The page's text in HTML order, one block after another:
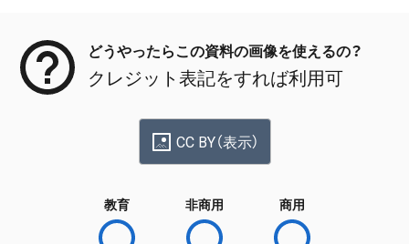
どうやったらこの資料の画像を使えるの？
クレジット表記をすれば利用可
CC BY（表示）
教育 非商用 商用